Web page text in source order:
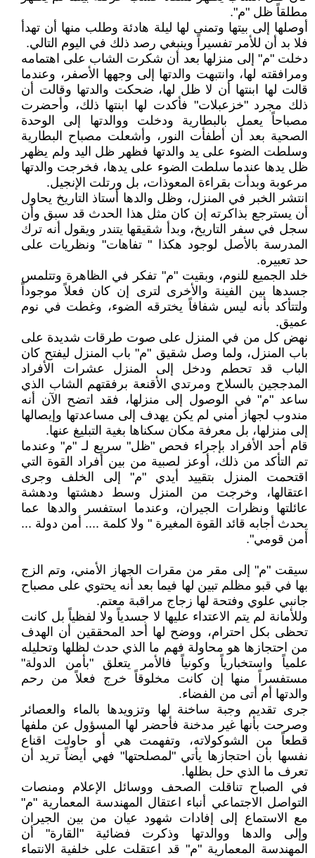
مطلقاً ظل "م".
أوصلها إلى بيتها وتمنى لها ليلة هادئة وطلب منها أن تهدأ
فلا بد أن للأمر تفسيراً وينبغي رصد ذلك في اليوم التالي.
دخلت "م" إلى منزلها بعد أن شكرت الشاب على اهتمامه
ومرافقته لها، وانتبهت والدتها إلى وجهها الأصفر، وعندما
قالت لها ابنتها أن لا ظل لها، ضحكت والدتها وقالت أن
ذلك مجرد "خزعبلات" فأكدت لها ابنتها ذلك، وأحضرت
مصباحاً يعمل بالبطارية ودخلت ووالدتها إلى الوحدة
الصحية بعد أن أطفأت النور، وأشعلت مصباح البطارية
وسلطت الضوء على يد والدتها فظهر ظل اليد ولم يظهر
ظل يدها عندما سلطت الضوء على يدها، فخرجت والدتها
مرعوبة وبدأت بقراءة المعوذات، بل ورتلت الإنجيل.
انتشر الخبر في المنزل، وظل والدها أستاذ التاريخ يحاول
أن يسترجع بذاكرته إن كان مثل هذا الحدث قد سبق وأن
سجل في سفر التاريخ، وبدأ شقيقها يتندر ويقول أنه ترك
المدرسة بالأصل لوجود هكذا " تفاهات" ونظريات على
حد تعبيره.
خلد الجميع للنوم، وبقيت "م" تفكر في الظاهرة وتتلمس
جسدها بين الفينة والأخرى لترى إن كان فعلاً موجوداً
ولتتأكد بأنه ليس شفافاً يخترقه الضوء، وغطت في نوم
عميق.
نهض كل من في المنزل على صوت طرقات شديدة على
باب المنزل، ولما وصل شقيق "م" باب المنزل ليفتح كان
الباب قد تحطم ودخل إلى المنزل عشرات الأفراد
المدججين بالسلاح ومرتدي الأقنعة برفقتهم الشاب الذي
ساعد "م" في الوصول إلى منزلها، فقد اتضح الآن أنه
مندوب لجهاز أمني لم يكن يهدف إلى مساعدتها وإيصالها
إلى منزلها، بل معرفة مكان سكناها بغية التبليغ عنها.
قام أحد الأفراد بإجراء فحص "ظل" سريع لـ "م" وعندما
تم التأكد من ذلك، أوعز لصبية من بين أفراد القوة التي
اقتحمت المنزل بتقييد أيدي "م" إلى الخلف وجرى
اعتقالها، وخرجت من المنزل وسط دهشتها ودهشة
عائلتها ونظرات الجيران، وعندما استفسر والدها عما
يحدث أجابه قائد القوة المغيرة " ولا كلمة .... أمن دولة ...
أمن قومي".
سيقت "م" إلى مقر من مقرات الجهاز الأمني، وتم الزج
بها في قبو مظلم تبين لها فيما بعد أنه يحتوي على مصباح
جانبي علوي وفتحة لها زجاج مراقبة معتم.
وللأمانة لم يتم الاعتداء عليها لا جسدياً ولا لفظياً بل كانت
تحظى بكل احترام، ووضح لها أحد المحققين أن الهدف
من احتجازها هو محاولة فهم ما الذي حدث لظلها وتحليله
علمياً واستخبارياً وكونياً فالأمر يتعلق "بأمن الدولة"
مستفسراً منها إن كانت مخلوقاً خرج فعلاً من رحم
والدتها أم أتى من الفضاء.
جرى تقديم وجبة ساخنة لها وتزويدها بالماء والعصائر
وصرحت بأنها غير مدخنة فأحضر لها المسؤول عن ملفها
قطعاً من الشوكولاته، وتفهمت هي أو حاولت اقناع
نفسها بأن احتجازها يأتي "لمصلحتها" فهي أيضاً تريد أن
تعرف ما الذي حل بظلها.
في الصباح تناقلت الصحف ووسائل الإعلام ومنصات
التواصل الاجتماعي أنباء اعتقال المهندسة المعمارية "م"
مع الاستماع إلى إفادات شهود عيان من بين الجيران
وإلى والدها ووالدتها وذكرت فضائية "القارة" أن
المهندسة المعمارية "م" قد اعتقلت على خلفية الانتماء